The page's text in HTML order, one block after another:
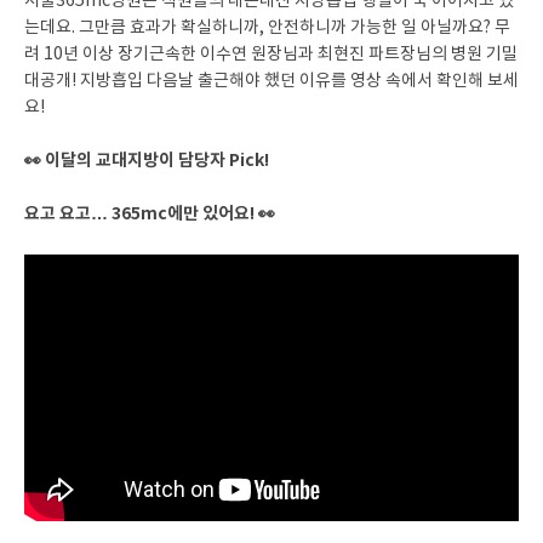
는데요. 그만큼 효과가 확실하니까, 안전하니까 가능한 일 아닐까요? 무
려 10년 이상 장기근속한 이수연 원장님과 최현진 파트장님의 병원 기밀
대공개! 지방흡입 다음날 출근해야 했던 이유를 영상 속에서 확인해 보세
요!
👀 이달의 교대지방이 담당자 Pick!
요고 요고… 365mc에만 있어요! 👀